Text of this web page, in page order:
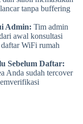
tanpa buffering
Admin: Tim admin
awal konsultasi
daftar WiFi rumah
Sebelum Daftar:
Anda sudah tercover